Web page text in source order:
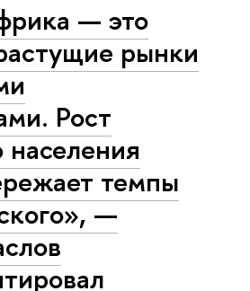
— это
рынки
Рост
населения
темпы
—